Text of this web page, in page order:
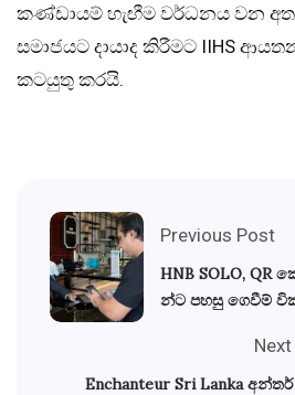
කණ්ඩායම් හැඟීම වර්ධනය වන
සමාජයට දායාද කිරීමට IIHS
කටයුතු කරයි.
Previous Post
HNB SOLO, QR
න්ට පහසු ගෙවීම්
Enchanteur Sri Lanka